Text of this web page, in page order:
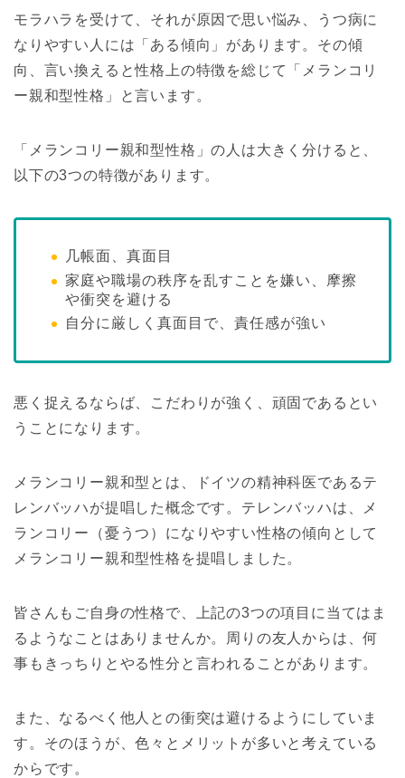
モラハラを受けて、それが原因で思い悩み、うつ病に
なりやすい人には「ある傾向」があります。その傾
向、言い換えると性格上の特徴を総じて「メランコリ
ー親和型性格」と言います。
「メランコリー親和型性格」の人は大きく分けると、
以下の3つの特徴があります。
几帳面、真面目
家庭や職場の秩序を乱すことを嫌い、摩擦
や衝突を避ける
自分に厳しく真面目で、責任感が強い
悪く捉えるならば、こだわりが強く、頑固であるとい
うことになります。
メランコリー親和型とは、ドイツの精神科医であるテ
レンバッハが提唱した概念です。テレンバッハは、メ
ランコリー（憂うつ）になりやすい性格の傾向として
メランコリー親和型性格を提唱しました。
皆さんもご自身の性格で、上記の3つの項目に当てはま
るようなことはありませんか。周りの友人からは、何
事もきっちりとやる性分と言われることがあります。
また、なるべく他人との衝突は避けるようにしていま
す。そのほうが、色々とメリットが多いと考えている
からです。